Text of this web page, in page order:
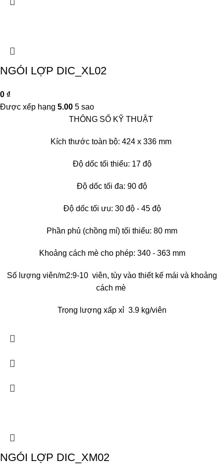
NGÓI LỢP DIC_XL02
0 ₫
Được xếp hạng 5.00 5 sao
THÔNG SỐ KỸ THUẬT
Kích thước toàn bộ: 424 x 336 mm
Độ dốc tối thiểu: 17 độ
Độ dốc tối đa: 90 độ
Độ dốc tối ưu: 30 độ - 45 độ
Phần phủ (chồng mí) tối thiểu: 80 mm
Khoảng cách mè cho phép: 340 - 363 mm
Số lượng viên/m2:9-10 viên, tùy vào thiết kế mái và khoảng
cách mè
Trọng lượng xấp xỉ 3.9 kg/viên
NGÓI LỢP DIC_XM02